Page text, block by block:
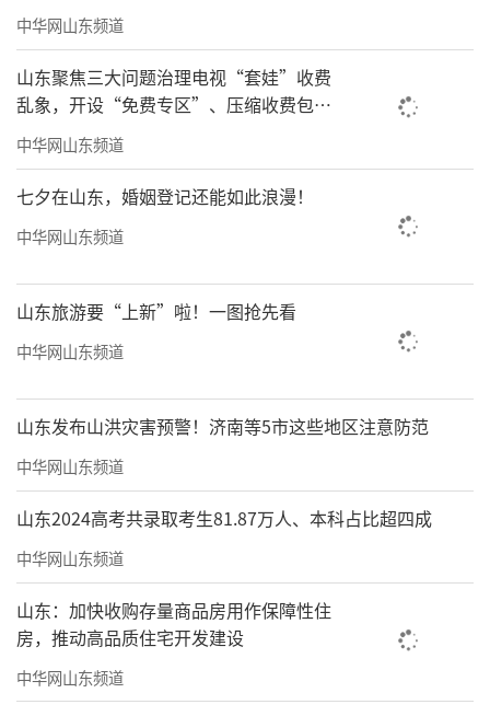
中华网山东频道
山东聚焦三大问题治理电视“套娃”收费
乱象，开设“免费专区”、压缩收费包比
例70%以上
中华网山东频道
七夕在山东，婚姻登记还能如此浪漫！
中华网山东频道
山东旅游要“上新”啦！一图抢先看
中华网山东频道
山东发布山洪灾害预警！济南等5市这些地区注意防范
中华网山东频道
山东2024高考共录取考生81.87万人、本科占比超四成
中华网山东频道
山东：加快收购存量商品房用作保障性住
房，推动高品质住宅开发建设
中华网山东频道